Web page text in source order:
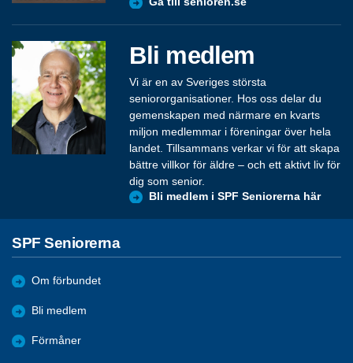
Bli medlem
Vi är en av Sveriges största
seniororganisationer. Hos oss delar du
gemenskapen med närmare en kvarts
miljon medlemmar i föreningar över hela
landet. Tillsammans verkar vi för att skapa
bättre villkor för äldre – och ett aktivt liv för
dig som senior.
Bli medlem i SPF Seniorerna här
SPF Seniorerna
Om förbundet
Bli medlem
Förmåner